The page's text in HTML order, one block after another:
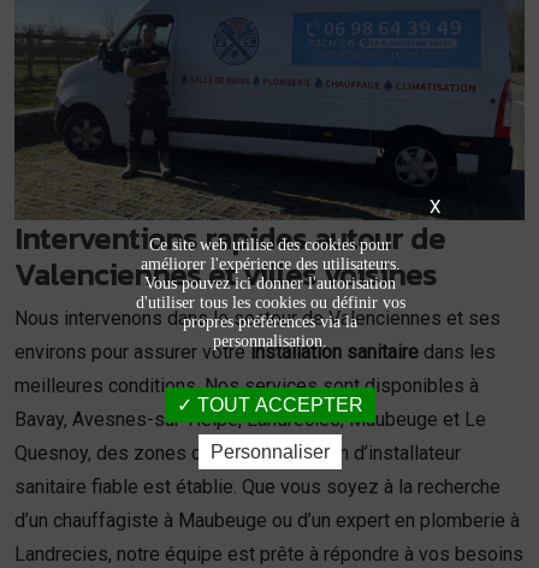
Interventions rapides autour de
Valenciennes et villes voisines
Nous intervenons dans le secteur de Valenciennes et ses
environs pour assurer votreinstallation sanitaire dans les
meilleures conditions. Nos services sont disponibles à
Bavay, Avesnes-sur-Helpe, Landrecies, Maubeuge et Le
Quesnoy, des zones où notre réputation d’installateur
sanitaire fiable est établie. Que vous soyez à la recherche
d’un chauffagiste à Maubeuge ou d’un expert en plomberie à
Landrecies, notre équipe est prête à répondre à vos besoins
X
Ce site web utilise des cookies pour
améliorer l'expérience des utilisateurs.
Vous pouvez ici donner l'autorisation
d'utiliser tous les cookies ou définir vos
propres préférences via la
personnalisation.
TOUT ACCEPTER
Personnaliser